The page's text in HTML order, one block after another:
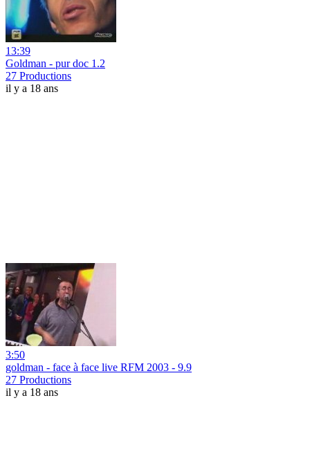
13:39
Goldman - pur doc 1.2
27 Productions
il y a 18 ans
3:50
goldman - face à face live RFM 2003 - 9.9
27 Productions
il y a 18 ans